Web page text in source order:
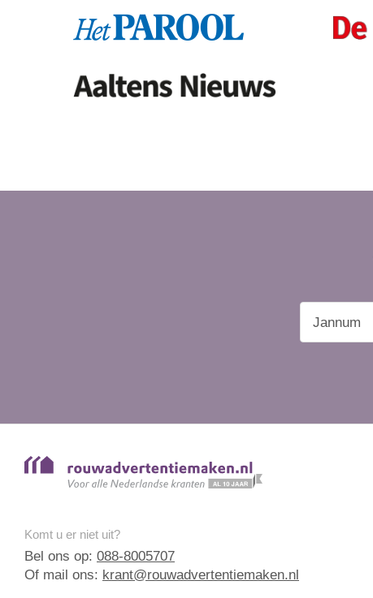
Komt u er niet uit?
Bel ons op: 088-8005707
Of mail ons: krant@rouwadvertentiemaken.nl